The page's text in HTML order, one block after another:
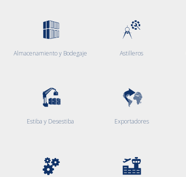
Almacenamiento y Bodegaje Astilleros
Estiba y Desestiba Exportadores